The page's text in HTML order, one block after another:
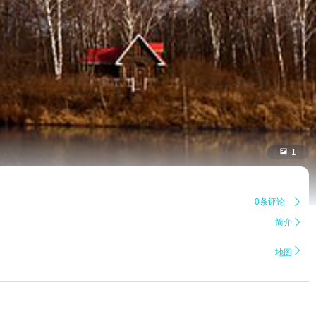
 1
0条评论 
简介 
地图 